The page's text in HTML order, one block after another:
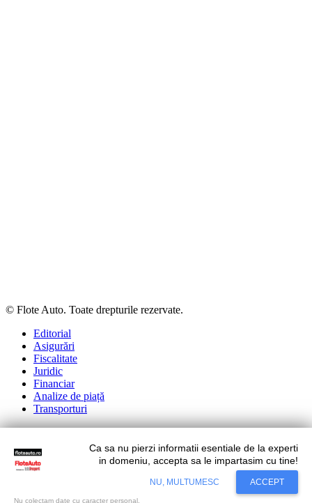
© Flote Auto. Toate drepturile rezervate.
Editorial
Asigurări
Fiscalitate
Juridic
Financiar
Analize de piață
Transporturi
Situl nostru utilizeaza cookies. Ce inseamna cookie?Aflati mai
mult...
Accept
Ca sa nu pierzi informatii esentiale de la experti
in domeniu, accepta sa le impartasim cu tine!
NU, MULTUMESC ACCEPT
Nu colectam date cu caracter personal.